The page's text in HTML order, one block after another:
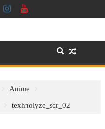
Anime
texhnolyze_scr_02